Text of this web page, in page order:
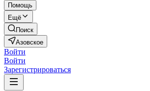
Помощь
Ещё
Поиск
Азовское
Войти
Войти
Зарегистрироваться